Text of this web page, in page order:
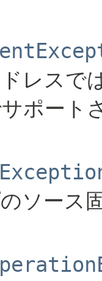
ドレスで
ポート
ソース